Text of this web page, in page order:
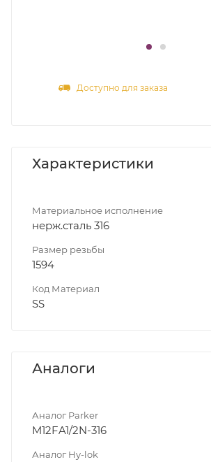
Доступно для заказа
Характеристики
Материальное исполнение
нерж.сталь 316
Размер резьбы
1594
Код Материал
SS
Аналоги
Аналог Parker
M12FA1/2N-316
Аналог Hy-lok